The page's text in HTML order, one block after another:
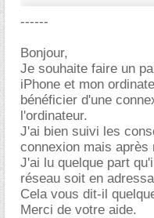
------
Bonjour,
Je souhaite faire un
iPhone et mon
bénéficier d'une
l'ordinateur.
J'ai bien suivi les
connexion mais après
J'ai lu quelque part
réseau soit en
Cela vous dit-il
Merci de votre aide.